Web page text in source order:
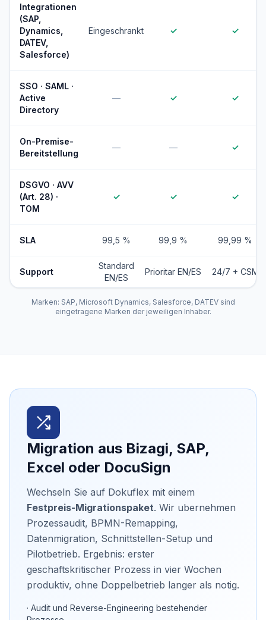
Integrationen
(SAP,
Dynamics,
DATEV,
Salesforce)
Eingeschrankt ✓ ✓
SSO · SAML ·
Active
Directory
— ✓ ✓
On-Premise-
Bereitstellung
— — ✓
DSGVO · AVV
(Art. 28) ·
TOM
✓ ✓ ✓
SLA 99,5 % 99,9 % 99,99 %
Support
Standard
EN/ES
Prioritar EN/ES 24/7 + CSM
Marken: SAP, Microsoft Dynamics, Salesforce, DATEV sind
eingetragene Marken der jeweiligen Inhaber.
Migration aus Bizagi, SAP,
Excel oder DocuSign
Wechseln Sie auf Dokuflex mit einem
Festpreis-Migrationspaket. Wir ubernehmen
Prozessaudit, BPMN-Remapping,
Datenmigration, Schnittstellen-Setup und
Pilotbetrieb. Ergebnis: erster
geschaftskritischer Prozess in vier Wochen
produktiv, ohne Doppelbetrieb langer als notig.
· Audit und Reverse-Engineering bestehender